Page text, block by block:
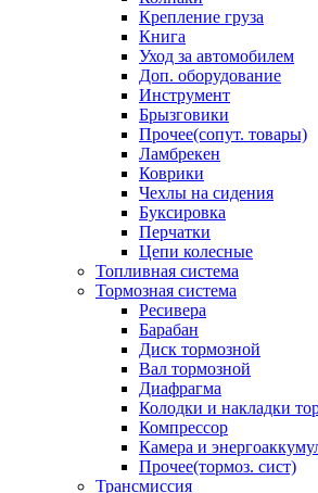
Крепление груза
Книга
Уход за автомобилем
Доп. оборудование
Инструмент
Брызговики
Прочее(сопут. товары)
Ламбрекен
Коврики
Чехлы на сидения
Буксировка
Перчатки
Цепи колесные
Топливная система
Тормозная система
Ресивера
Барабан
Диск тормозной
Вал тормозной
Диафрагма
Колодки и накладки
Компрессор
Камера и
Прочее(тормоз. сист)
Трансмиссия